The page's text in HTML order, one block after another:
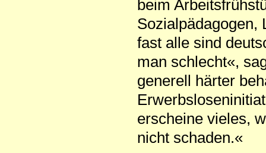
beim
Sozialpädagogen,
fast alle sind
man schlecht«,
generell härter
erscheine vieles,
nicht schaden.«